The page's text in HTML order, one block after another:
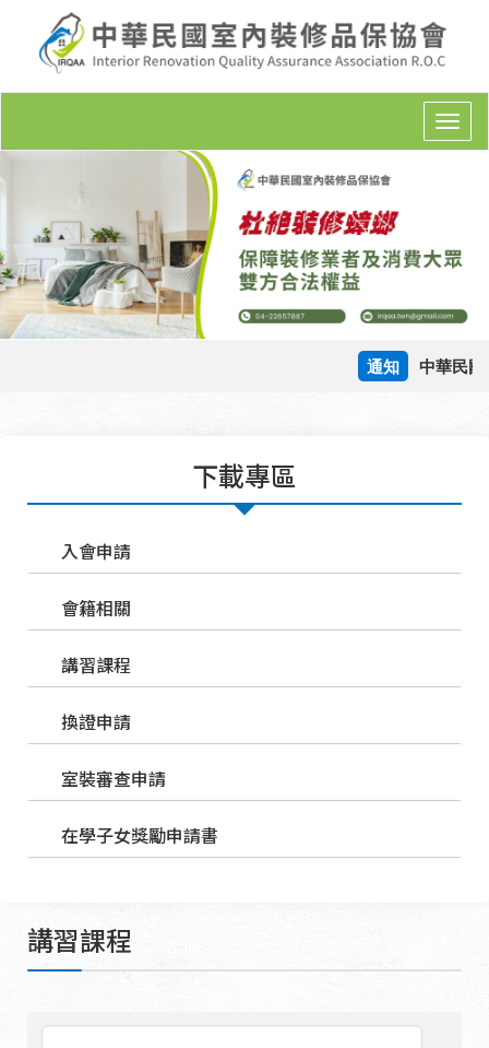
T
o
n
v
g
通知 中華民國
下載專區
入會申請
會籍相關
講習課程
換證申請
室裝審查申請
在學子女獎勵申請書
講習課程